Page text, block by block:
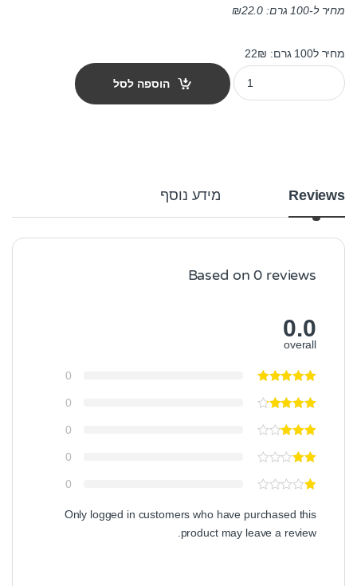
מחיר ל-100 גרם: ₪22.0
מחיר ל100 גרם: 22₪
חטיף ג'ונס פארם נגיסי ברווז 100 גרם quantity
הוספה לסל
Reviews מידע נוסף
Based on 0 reviews
0.0
overall
0
0
0
0
0
Only logged in customers who have purchased this
product may leave a review.